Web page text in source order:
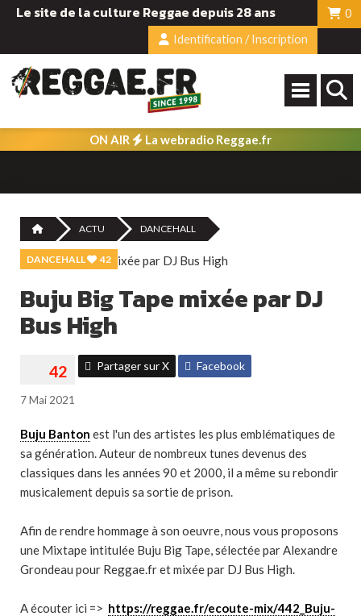
Le site de la culture Reggae depuis 28 ans
0
Identification / Inscription
ON AIR La webradio Reggae.fr
ACTU DANCEHALL
DANCEHALL 42
Buju Big Tape mixée par DJ
Bus High
Partager sur X Facebook
7 Mai 2021
Buju Banton est l'un des artistes les plus emblématiques de
sa génération. Auteur de nombreux tunes devenus des
classiques dans les années 90 et 2000, il a même su rebondir
musicalement depuis sa sortie de prison.
Afin de rendre hommage à son oeuvre, nous vous proposons
une Mixtape intitulée Buju Big Tape, sélectée par Alexandre
Grondeau pour Reggae.fr et mixée par DJ Bus High.
A écouter ici => https://reggae.fr/ecoute-mix/442_Buju-